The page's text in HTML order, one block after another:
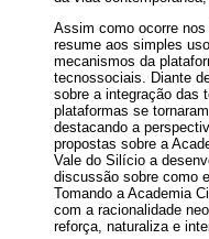
Assim como ocorre
resume aos simples
mecanismos da
tecnossociais. Diante
sobre a integração das
plataformas se
destacando a
propostas sobre a
Vale do Silício a
discussão sobre como
Tomando a Academia
com a racionalidade
reforça, naturaliza e